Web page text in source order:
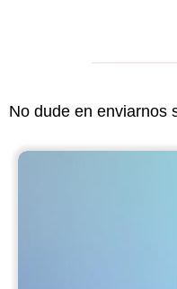
No dude en enviarnos